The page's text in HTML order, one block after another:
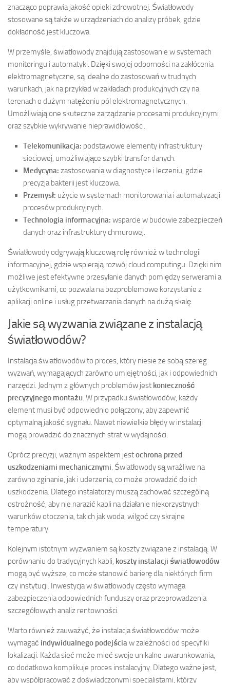
znacząco poprawia jakość opieki zdrowotnej. Światłowody
stosowane są także w urządzeniach do analizy próbek, gdzie
dokładność jest kluczowa.
W przemyśle, światłowody znajdują zastosowanie w systemach
monitoringu i automatyki. Dzięki swojej odporności na zakłócenia
elektromagnetyczne, są idealne do zastosowań w trudnych
warunkach, jak na przykład w zakładach produkcyjnych czy na
terenach o dużym natężeniu pól elektromagnetycznych.
Umożliwiają one skuteczne zarządzanie procesami produkcyjnymi
oraz szybkie wykrywanie nieprawidłowości.
Telekomunikacja: podstawowe elementy infrastruktury
sieciowej, umożliwiające szybki transfer danych.
Medycyna: zastosowania w diagnostyce i leczeniu, gdzie
precyzja bakterii jest kluczowa.
Przemysł: użycie w systemach monitorowania i automatyzacji
procesów produkcyjnych.
Technologia informacyjna: wsparcie w budowie zabezpieczeń
danych oraz infrastruktury chmurowej.
Światłowody odgrywają kluczową rolę również w technologii
informacyjnej, gdzie wspierają rozwój cloud computingu. Dzięki nim
możliwe jest efektywne przesyłanie danych pomiędzy serwerami a
użytkownikami, co pozwala na bezproblemowe korzystanie z
aplikacji online i usług przetwarzania danych na dużą skalę.
Jakie są wyzwania związane z instalacją
światłowodów?
Instalacja światłowodów to proces, który niesie ze sobą szereg
wyzwań, wymagających zarówno umiejętności, jak i odpowiednich
narzędzi. Jednym z głównych problemów jest konieczność
precyzyjnego montażu. W przypadku światłowodów, każdy
element musi być odpowiednio połączony, aby zapewnić
optymalną jakość sygnału. Nawet niewielkie błędy w instalacji
mogą prowadzić do znacznych strat w wydajności.
Oprócz precyzji, ważnym aspektem jestochrona przed
uszkodzeniami mechanicznymi. Światłowody są wrażliwe na
zarówno zginanie, jak i uderzenia, co może prowadzić do ich
uszkodzenia. Dlatego instalatorzy muszą zachować szczególną
ostrożność, aby nie narazić kabli na działanie niekorzystnych
warunków otoczenia, takich jak woda, wilgoć czy skrajne
temperatury.
Kolejnym istotnym wyzwaniem są koszty związane z instalacją. W
porównaniu do tradycyjnych kabli, koszty instalacji światłowodów
mogą być wyższe, co może stanowić barierę dla niektórych firm
czy instytucji. Inwestycja w światłowody często wymaga
zabezpieczenia odpowiednich funduszy oraz przeprowadzenia
szczegółowych analiz rentowności.
Warto również zauważyć, że instalacja światłowodów może
wymagać indywidualnego podejściaw zależności od specyfiki
lokalizacji. Każda sieć może mieć swoje unikalne uwarunkowania,
co dodatkowo komplikuje proces instalacyjny. Dlatego ważne jest,
aby współpracować z doświadczonymi specjalistami, którzy